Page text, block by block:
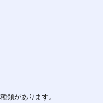
類があります。